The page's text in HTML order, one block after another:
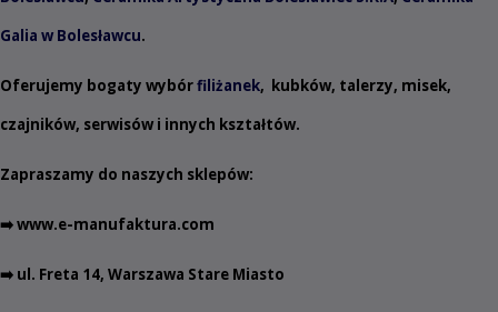
Galia w Bolesławcu.
Oferujemy bogaty wybórfiliżanek, kubków, talerzy, misek,
czajników, serwisów i innych kształtów.
Zapraszamy do naszych sklepów:
➡️www.e-manufaktura.com
➡️ ul. Freta 14, Warszawa Stare Miasto